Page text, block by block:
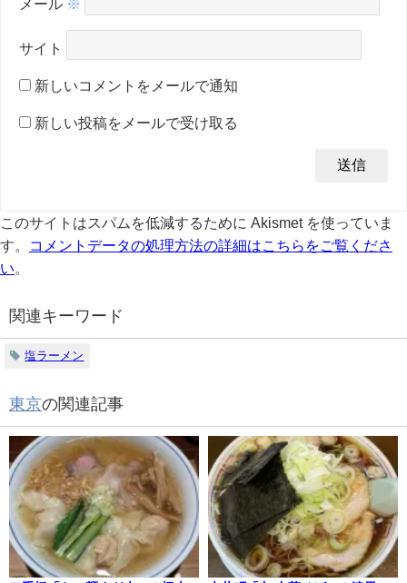
メール ※
サイト
新しいコメントをメールで通知
新しい投稿をメールで受け取る
このサイトはスパムを低減するために Akismet を使っていま
す。
コメントデータの処理方法の詳細はこちらをご覧くださ
い
関連キーワード
塩ラーメン
東京の関連記事